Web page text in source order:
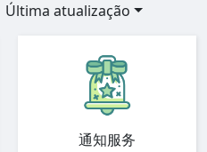
Última atualização
通知服务